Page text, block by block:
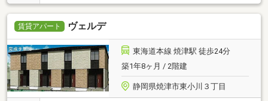
賃貸アパート ヴェルデ
東海道本線 焼津駅 徒歩24分
築1年8ヶ月 / 2階建
静岡県焼津市東小川３丁目